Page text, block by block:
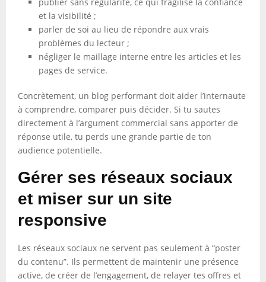
et la visibilité ;
parler de soi au lieu de répondre aux vrais
problèmes du lecteur ;
négliger le maillage interne entre les articles et les
pages de service.
Concrètement, un blog performant doit aider l’internaute
à comprendre, comparer puis décider. Si tu sautes
directement à l’argument commercial sans apporter de
réponse utile, tu perds une grande partie de ton
audience potentielle.
Gérer ses réseaux sociaux
et miser sur un site
responsive
Les réseaux sociaux ne servent pas seulement à “poster
du contenu”. Ils permettent de maintenir une présence
active, de créer de l’engagement, de relayer tes offres et